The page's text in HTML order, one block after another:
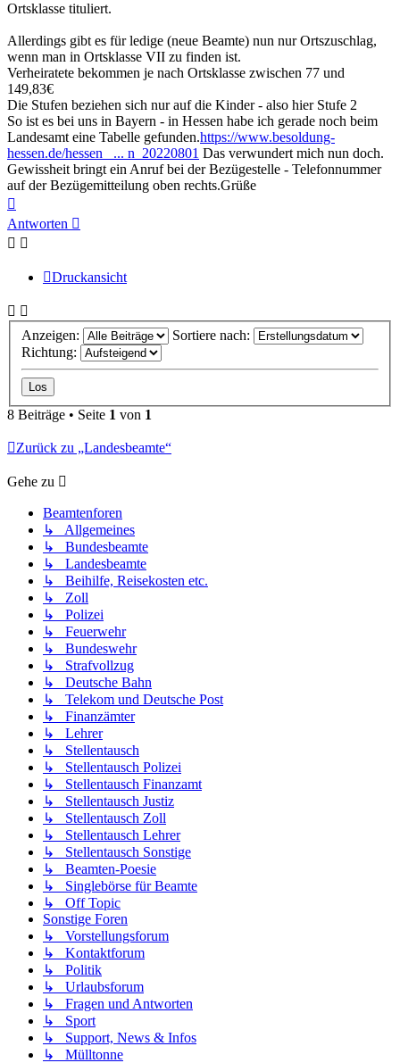
Ortsklasse tituliert.
Allerdings gibt es für ledige (neue Beamte) nun nur Ortszuschlag,
wenn man in Ortsklasse VII zu finden ist.
Verheiratete bekommen je nach Ortsklasse zwischen 77 und
149,83€
Die Stufen beziehen sich nur auf die Kinder - also hier Stufe 2
So ist es bei uns in Bayern - in Hessen habe ich gerade noch beim
Landesamt eine Tabelle gefunden.https://www.besoldung-
hessen.de/hessen_ ... n_20220801 Das verwundert mich nun doch.
Gewissheit bringt ein Anruf bei der Bezügestelle - Telefonnummer
auf der Bezügemitteilung oben rechts.Grüße
oben
Antworten
Druckansicht
Anzeigen:
Sortiere nach:
Richtung:
8 Beiträge • Seite 1 von 1
Zurück zu „Landesbeamte“
Gehe zu
Beamtenforen
↳ Allgemeines
↳ Bundesbeamte
↳ Landesbeamte
↳ Beihilfe, Reisekosten etc.
↳ Zoll
↳ Polizei
↳ Feuerwehr
↳ Bundeswehr
↳ Strafvollzug
↳ Deutsche Bahn
↳ Telekom und Deutsche Post
↳ Finanzämter
↳ Lehrer
↳ Stellentausch
↳ Stellentausch Polizei
↳ Stellentausch Finanzamt
↳ Stellentausch Justiz
↳ Stellentausch Zoll
↳ Stellentausch Lehrer
↳ Stellentausch Sonstige
↳ Beamten-Poesie
↳ Singlebörse für Beamte
↳ Off Topic
Sonstige Foren
↳ Vorstellungsforum
↳ Kontaktforum
↳ Politik
↳ Urlaubsforum
↳ Fragen und Antworten
↳ Sport
↳ Support, News & Infos
↳ Mülltonne